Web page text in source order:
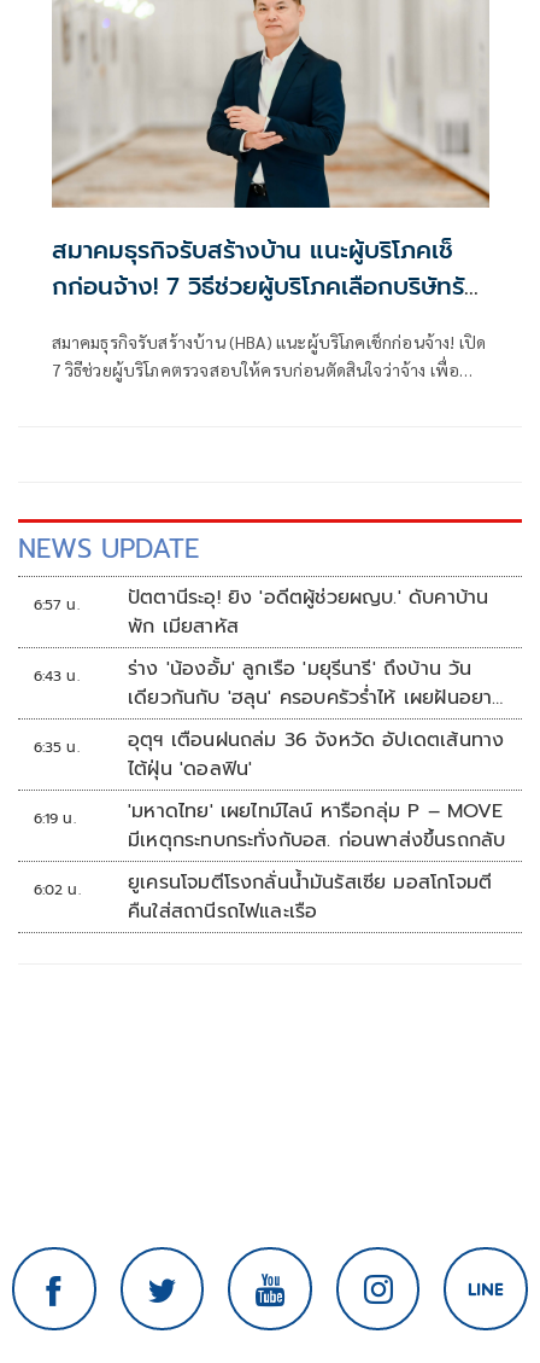
สมาคมธุรกิจรับสร้างบ้าน แนะผู้บริโภคเช็
กก่อนจ้าง! 7 วิธีช่วยผู้บริโภคเลือกบริษัทรับ
ปลอดภัย 100%
สมาคมธุรกิจรับสร้างบ้าน (HBA) แนะผู้บริโภคเช็กก่อนจ้าง! เปิด
7 วิธีช่วยผู้บริโภคตรวจสอบให้ครบก่อนตัดสินใจว่าจ้าง เพื่อ
NEWS UPDATE
6:57 น.
ปัตตานีระอุ! ยิง 'อดีตผู้ช่วยผญบ.' ดับคาบ้าน
พัก เมียสาหัส
6:43 น.
ร่าง 'น้องอั้ม' ลูกเรือ 'มยุรีนารี' ถึงบ้าน วัน
เดียวกันกับ 'ฮลุน' ครอบครัวร่ำไห้ เผยฝันอยาก
เป็นทหารเรือ
6:35 น.
อุตุฯ เตือนฝนถล่ม 36 จังหวัด อัปเดตเส้นทาง
ไต้ฝุ่น 'ดอลฟิน'
6:19 น.
'มหาดไทย' เผยไทม์ไลน์ หารือกลุ่ม P – MOVE
มีเหตุกระทบกระทั่งกับอส. ก่อนพาส่งขึ้นรถกลับ
6:02 น.
ยูเครนโจมตีโรงกลั่นน้ำมันรัสเซีย มอสโกโจมตี
คืนใส่สถานีรถไฟและเรือ